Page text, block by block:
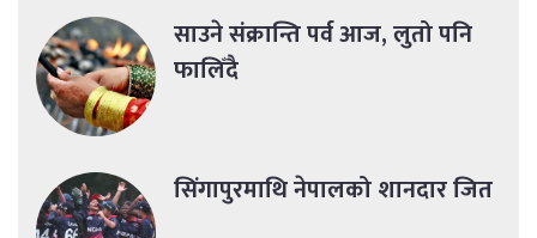
साउने संक्रान्ति पर्व आज, लुतो पनि
फालिँदै
सिंगापुरमाथि नेपालको शानदार जित